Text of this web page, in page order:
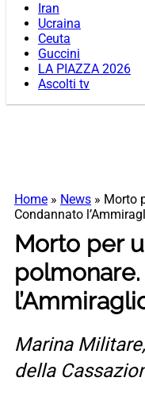
Iran
Ucraina
Ceuta
Guccini
LA PIAZZA 2026
Ascolti tv
Home » News » Morto
Condannato
Morto per
Marina
della